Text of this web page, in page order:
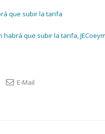
que subir la tarifa
que subir la tarifa,
E-Mail